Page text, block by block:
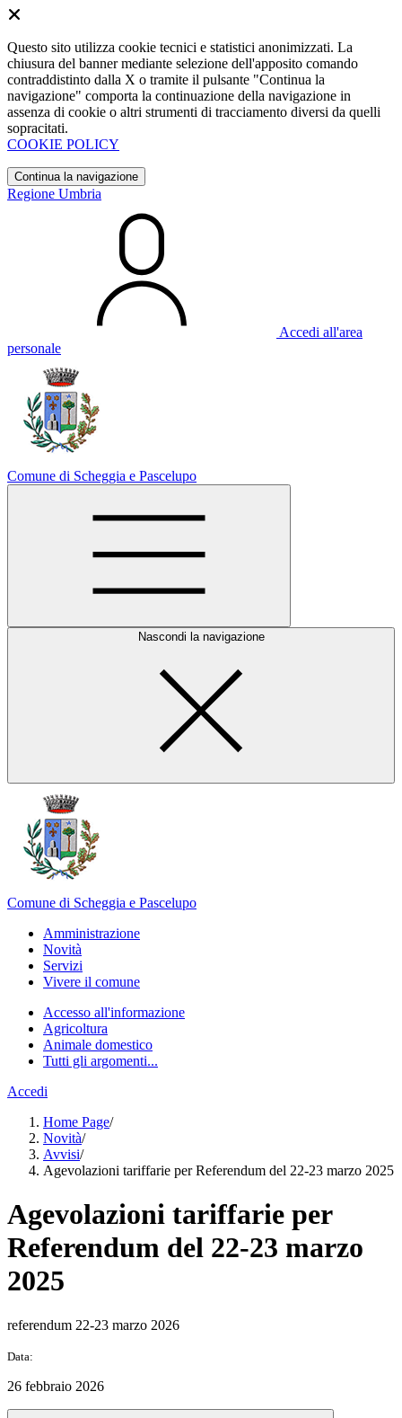
Questo sito utilizza cookie tecnici e statistici anonimizzati. La
chiusura del banner mediante selezione dell'apposito comando
contraddistinto dalla X o tramite il pulsante "Continua la
navigazione" comporta la continuazione della navigazione in
assenza di cookie o altri strumenti di tracciamento diversi da quelli
sopracitati.
COOKIE POLICY
Continua la navigazione
Regione Umbria
Accedi all'area
personale
Comune di Scheggia e Pascelupo
Nascondi la navigazione
Comune di Scheggia e Pascelupo
Amministrazione
Novità
Servizi
Vivere il comune
Accesso all'informazione
Agricoltura
Animale domestico
Tutti gli argomenti...
Accedi
Home Page/
Novità/
Avvisi/
Agevolazioni tariffarie per Referendum del 22-23 marzo 2025
Agevolazioni tariffarie per
Referendum del 22-23 marzo
2025
referendum 22-23 marzo 2026
Data:
26 febbraio 2026